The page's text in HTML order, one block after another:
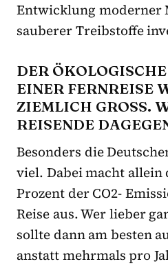
Entwicklung moderner
sauberer Treibstoffe
DER ÖKOLOGISCHE
INER FERNREISE
IEMLICH GROSS.
ISENDE DAGEGEN
Besonders die
viel. Dabei macht allein
Prozent der CO2-
Reise aus. Wer lieber
sollte dann am besten
anstatt mehrmals pro